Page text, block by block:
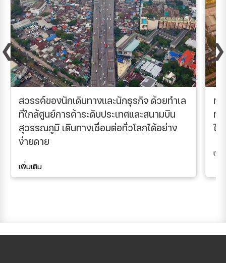
สวรรค์ของนักเดินทางและนักธุรกิจ ด้วยทำเล
ที่ใกล้ศูนย์การค้าระดับประเทศและสนามบิน
สุวรรณภูมิ เดินทางเชื่อมต่อทั่วโลกได้อย่าง
ง่ายดาย
เพิ่มเติม
ท
ทุ
ใ
เพิ่
❮ ❯